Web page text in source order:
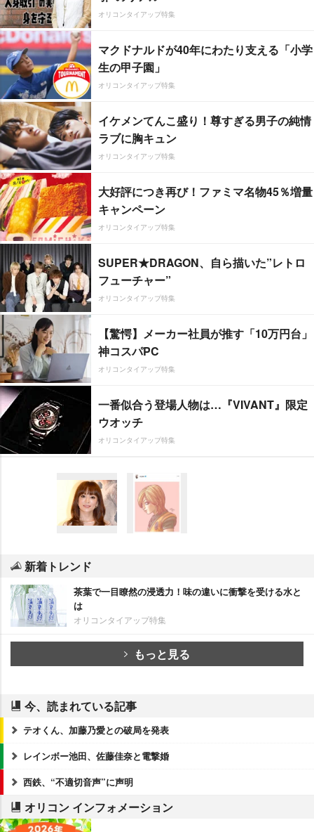
オリコンタイアップ特集
マクドナルドが40年にわたり支える「小学
生の甲子園」
オリコンタイアップ特集
イケメンてんこ盛り！尊すぎる男子の純情
ラブに胸キュン
オリコンタイアップ特集
大好評につき再び！ファミマ名物45％増量
キャンペーン
オリコンタイアップ特集
SUPER★DRAGON、自ら描いた”レトロ
フューチャー”
オリコンタイアップ特集
【驚愕】メーカー社員が推す「10万円台」
神コスパPC
オリコンタイアップ特集
一番似合う登場人物は…『VIVANT』限定
ウオッチ
オリコンタイアップ特集
新着トレンド
茶葉で一目瞭然の浸透力！味の違いに衝撃を受ける水と
は
オリコンタイアップ特集
もっと見る
今、読まれている記事
テオくん、加藤乃愛との破局を発表
レインボー池田、佐藤佳奈と電撃婚
西鉄、“不適切音声”に声明
オリコン インフォメーション